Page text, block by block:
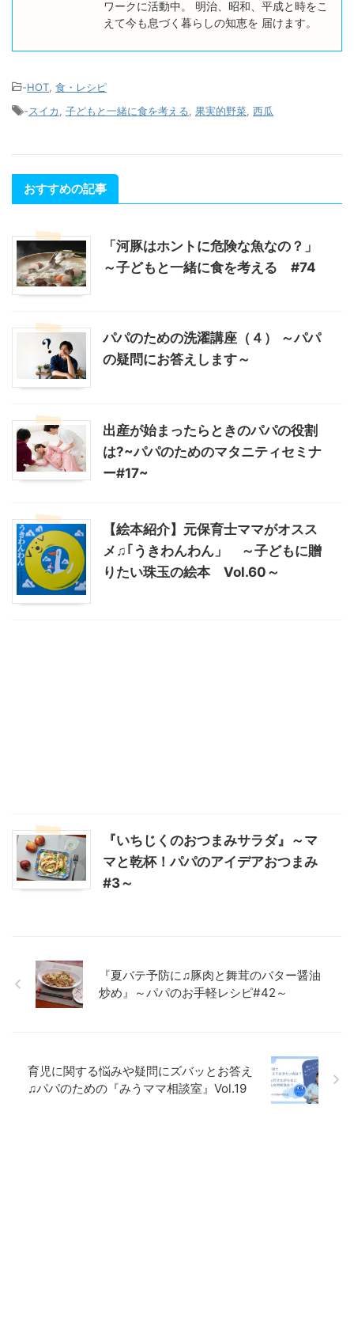
ワークに活動中。 明治、昭和、平成と時をこ
えて今も息づく暮らしの知恵を 届けます。
-HOT 食・レシピ
-スイカ 子どもと一緒に食を考える 果実的野菜 西瓜
おすすめの記事
「河豚はホントに危険な魚なの？」
～子どもと一緒に食を考える #74
パパのための洗濯講座（４） ～パパ
の疑問にお答えします～
出産が始まったらときのパパの役割
は?~パパのためのマタニティセミナ
ー#17~
【絵本紹介】元保育士ママがオスス
メ♫｢うきわんわん」 ～子どもに贈
りたい珠玉の絵本 Vol.60～
『いちじくのおつまみサラダ』～マ
マと乾杯！パパのアイデアおつまみ
#3～
『夏バテ予防に♫豚肉と舞茸のバター醤油
炒め』～パパのお手軽レシピ#42～
育児に関する悩みや疑問にズバッとお答え
♫パパのための『みうママ相談室』Vol.19